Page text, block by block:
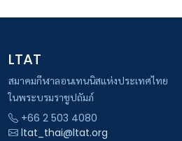
LTAT
สมาคมกีฬาลอนเทนนิสแห่งประเทศไทย
ในพระบรมราชูปถัมภ์
+66 2 503 4080
ltat_thai@ltat.org